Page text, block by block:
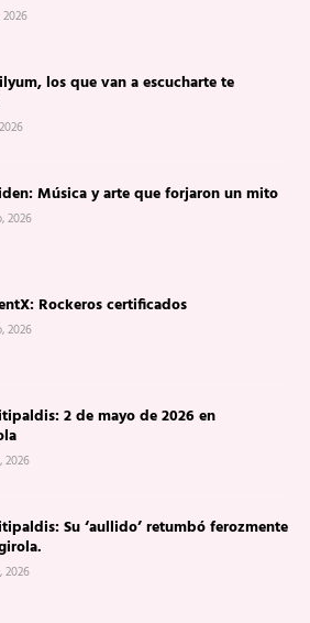
los que van a escucharte te
Música y arte que forjaron un mito
2026
Rockeros certificados
2026
2 de mayo de 2026 en
2026
Su ‘aullido’ retumbó ferozmente
2026